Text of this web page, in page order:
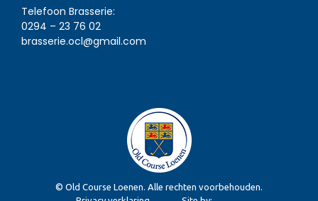
Telefoon Brasserie:
0294 – 23 76 02
brasserie.ocl@gmail.com
© Old Course Loenen. Alle rechten voorbehouden.